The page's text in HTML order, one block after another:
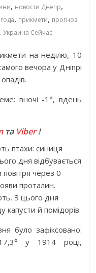
, новости Днепр,
, прикмети, прогноз
, Украина Сейчас
на неділю, 10
вечора у Дніпрі
вночі -1°, вдень
та Viber!
птахи: синиця
дня відбувається
через 0
проталин.
З цього дня
капусти й помідорів.
було зафіксовано:
у 1914 році,